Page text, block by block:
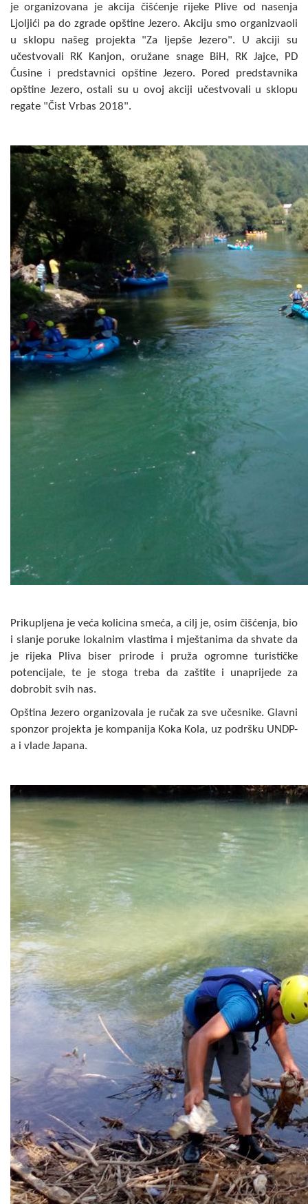
Sastav Skupštine
Službeni Glasnici
OPŠTINSKA UPRAVA
Aktivnosti
Javni pozivi
Obavještenja
Zaštita od požara
COVID 19
Geoistraživanja
FINANSIJE
PRIVREDA
Poljoprivreda
Sport
CIVILNA ZAŠTITA
je organizovana je akcija čišćenje rijeke Plive od nasenja
Ljoljići pa do zgrade opštine Jezero. Akciju smo organizvaoli
u sklopu našeg projekta "Za ljepše Jezero". U akciji su
učestvovali RK Kanjon, oružane snage BiH, RK Jajce, PD
Ćusine i predstavnici opštine Jezero. Pored predstavnika
opštine Jezero, ostali su u ovoj akciji učestvovali u sklopu
regate "Čist Vrbas 2018".
Prikupljena je veća kolicina smeća, a cilj je, osim čišćenja, bio
i slanje poruke lokalnim vlastima i mještanima da shvate da
je rijeka Pliva biser prirode i pruža ogromne turističke
potencijale, te je stoga treba da zaštite i unaprijede za
dobrobit svih nas.
Opština Jezero organizovala je ručak za sve učesnike. Glavni
sponzor projekta je kompanija Koka Kola, uz podršku UNDP-
a i vlade Japana.